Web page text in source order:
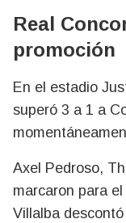
Real
promoción
En el estadio
superó 3 a 1 a
Axel Pedroso,
marcaron para
Villalba